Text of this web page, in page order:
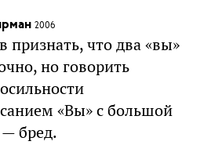
2006
признать, что два «вы»
но говорить
«Вы» с большой
бред.